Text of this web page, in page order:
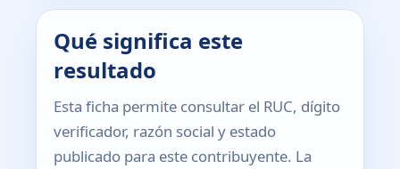
Qué significa este
resultado
Esta ficha permite consultar el RUC, dígito
verificador, razón social y estado
publicado para este contribuyente. La